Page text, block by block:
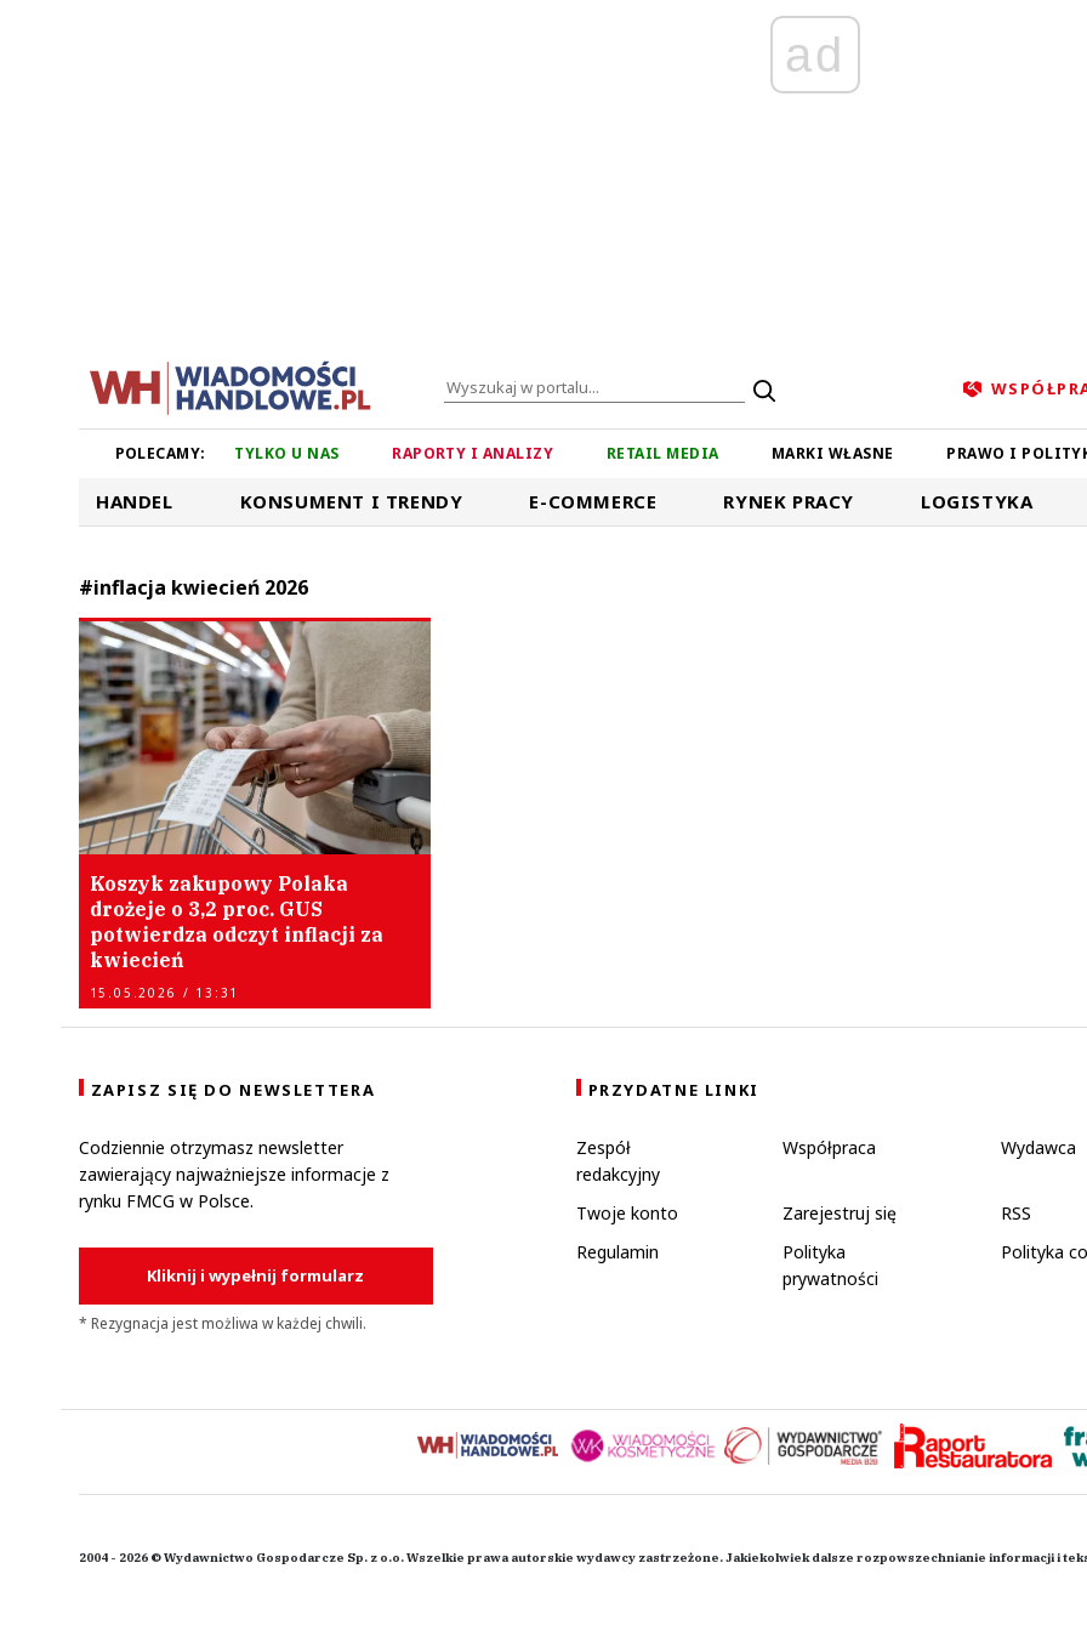
ad
POLECAMY: TYLKO U NAS RAPORTY I ANALIZY RETAIL MEDIA MARKI WŁASNE PRAWO I
HANDEL KONSUMENT I TRENDY E-COMMERCE RYNEK PRACY LOGISTYKA
#inflacja kwiecień 2026
Koszyk zakupowy Polaka
drożeje o 3,2 proc. GUS
potwierdza odczyt inflacji za
kwiecień
15.05.2026 / 13:31
ZAPISZ SIĘ DO NEWSLETTERA
Codziennie otrzymasz newsletter
zawierający najważniejsze informacje z
rynku FMCG w Polsce.
Kliknij i wypełnij formularz
* Rezygnacja jest możliwa w każdej chwili.
PRZYDATNE LINKI
Zespół
redakcyjny
Współpraca Wydawca
Twoje konto Zarejestruj się
RSS
Regulamin
Polityka
prywatności
Polityka
2004 - 2026 © Wydawnictwo Gospodarcze Sp. z o.o. Wszelkie prawa autorskie wydawcy zastrzeżone. Jakiekolwiek dalsze rozpowszechnianie informacji i